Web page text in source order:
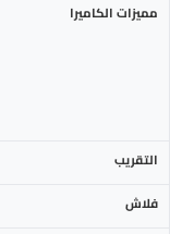
مميزات الكاميرا
التقريب
فلاش